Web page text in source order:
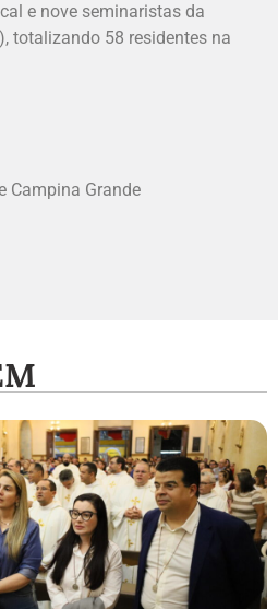
e nove seminaristas da
totalizando 58 residentes na
Campina Grande